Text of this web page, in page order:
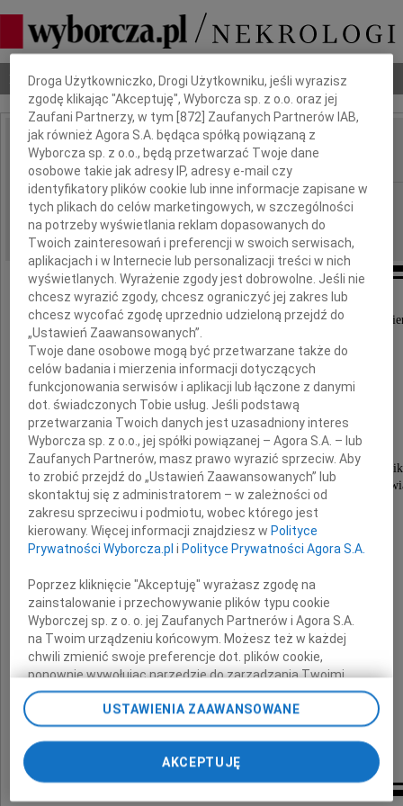
Nekrologi Odeszli Poradnik pogrzebowy
IMIĘ I NAZWISKO: Janusz Styczeń
REGION: Wrocław
DATA EMISJI: 06.04.2022
Z wielkim smutkiem przyjąłem wiadomość o
Janusza Stycznia
wybitnego poety, prozaika i dramaturga,
absolwenta Uniwersytetu Wrocławskiego,
autora licznych tomików poetyckich,
m.in. nominowanego do Nagrody Literackiej
i odznaczonego medalem "Zasłużony dla
Rodzinie i Najbliższym
składam
wyrazy współczucia
Prezydent Wrocławia
Dbamy o Twoją prywatność
Droga Użytkowniczko, Drogi Użytkowniku, jeśli wyrazisz
zgodę klikając "Akceptuję", Wyborcza sp. z o.o. oraz jej
Zaufani Partnerzy, w tym [872 ] Zaufanych Partnerów IAB,
jak również Agora S.A. będąca spółką powiązaną z
Wyborcza sp. z o.o., będą przetwarzać Twoje dane
osobowe takie jak adresy IP, adresy e-mail czy
identyfikatory plików cookie lub inne informacje zapisane w
tych plikach do celów marketingowych, w szczególności
na potrzeby wyświetlania reklam dopasowanych do
Twoich zainteresowań i preferencji w swoich serwisach,
aplikacjach i w Internecie lub personalizacji treści w nich
wyświetlanych. Wyrażenie zgody jest dobrowolne. Jeśli nie
chcesz wyrazić zgody, chcesz ograniczyć jej zakres lub
chcesz wycofać zgodę uprzednio udzieloną przejdź do
„Ustawień Zaawansowanych”.
Twoje dane osobowe mogą być przetwarzane także do
celów badania i mierzenia informacji dotyczących
funkcjonowania serwisów i aplikacji lub łączone z danymi
dot. świadczonych Tobie usług. Jeśli podstawą
przetwarzania Twoich danych jest uzasadniony interes
Wyborcza sp. z o.o., jej spółki powiązanej – Agora S.A. – lub
Zaufanych Partnerów, masz prawo wyrazić sprzeciw. Aby
to zrobić przejdź do „Ustawień Zaawansowanych” lub
skontaktuj się z administratorem – w zależności od
zakresu sprzeciwu i podmiotu, wobec którego jest
kierowany. Więcej informacji znajdziesz w Polityce
Prywatności Wyborcza.pl i Polityce Prywatności Agora S.A.
Poprzez kliknięcie "Akceptuję" wyrażasz zgodę na
zainstalowanie i przechowywanie plików typu cookie
Wyborczej sp. z o. o. jej Zaufanych Partnerów i Agora S.A.
na Twoim urządzeniu końcowym. Możesz też w każdej
chwili zmienić swoje preferencje dot. plików cookie,
ponownie wywołując narzędzie do zarządzania Twoimi
preferencjami dot. przetwarzania danych poprzez
odnośnik „Ustawienia prywatności” w stopce serwisu i
przechodząc do sekcji „Ustawienia zaawansowane”.
Zmiana ustawień plików cookie możliwa jest także za
pomocą ustawień przeglądarki.
My, nasi Zaufani Partnerzy i Agora S.A. możemy
USTAWIENIA ZAAWANSOWANE
AKCEPTUJĘ